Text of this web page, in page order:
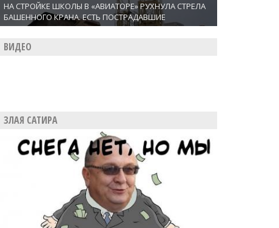
НА СТРОЙКЕ ШКОЛЫ В «АВИАТОРЕ» РУХНУЛА СТРЕЛА
БАШЕННОГО КРАНА. ЕСТЬ ПОСТРАДАВШИЕ
ВИДЕО
ЗЛАЯ САТИРА